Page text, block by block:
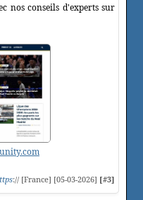
nos conseils d'experts sur
:// [France] [05-03-2026] [#3]